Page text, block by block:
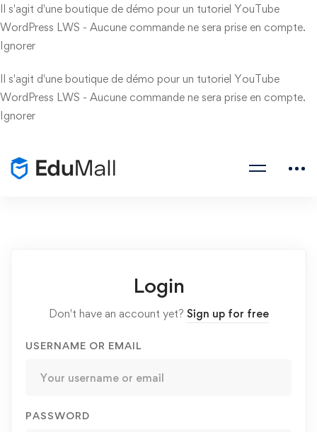
Il s'agit d'une boutique de démo pour un tutoriel YouTube
WordPress LWS - Aucune commande ne sera prise en compte.
Ignorer
Il s'agit d'une boutique de démo pour un tutoriel YouTube
WordPress LWS - Aucune commande ne sera prise en compte.
Ignorer
Login
Don't have an account yet? Sign up for free
USERNAME OR EMAIL
PASSWORD